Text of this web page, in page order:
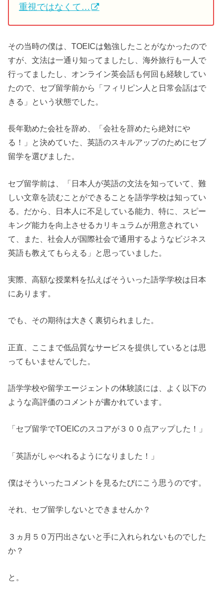
重視ではなくて…
その当時の僕は、TOEICは勉強したことがなかったので
すが、文法は一通り知ってましたし、海外旅行も一人で
行ってましたし、オンライン英会話も何回も経験してい
たので、セブ留学前から「フィリピン人と日常会話はで
きる」という状態でした。
長年勤めた会社を辞め、「会社を辞めたら絶対にや
る！」と決めていた、英語のスキルアップのためにセブ
留学を選びました。
セブ留学前は、「日本人が英語の文法を知っていて、難
しい文章を読むことができることを語学学校は知ってい
る。だから、日本人に不足している能力、特に、スピー
キング能力を向上させるカリキュラムが用意されてい
て、また、社会人が国際社会で通用するようなビジネス
英語も教えてもらえる」と思っていました。
実際、高額な授業料を払えばそういった語学学校は日本
にあります。
でも、その期待は大きく裏切られました。
正直、ここまで低品質なサービスを提供しているとは思
ってもいませんでした。
語学学校や留学エージェントの体験談には、よく以下の
ような高評価のコメントが書かれています。
「セブ留学でTOEICのスコアが３００点アップした！」
「英語がしゃべれるようになりました！」
僕はそういったコメントを見るたびにこう思うのです。
それ、セブ留学しないとできませんか？
３ヵ月５０万円出さないと手に入れられないものでした
か？
と。